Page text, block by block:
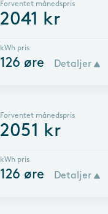
Forventet månedspris
2041 kr
kWh pris
126 øre Detaljer
Forventet månedspris
2051 kr
kWh pris
126 øre Detaljer